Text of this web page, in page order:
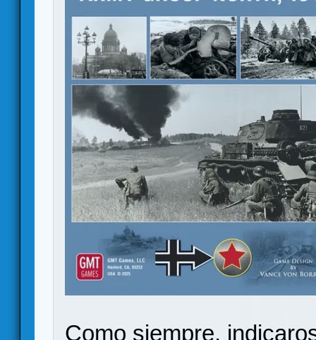
Como siempre,